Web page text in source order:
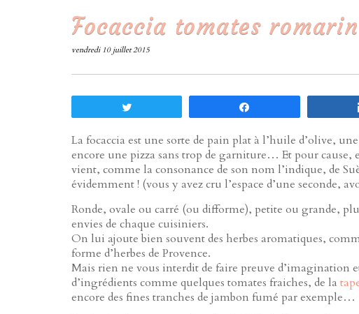
Focaccia tomates
vendredi 10 juillet 2015
La focaccia est une sorte de pain plat à l’huile d’olive,
encore une pizza sans trop de garniture… Et pour cause,
vient, comme la consonance de son nom l’indique, de
évidemment ! (vous y avez cru l’espace d’une seconde,
Ronde, ovale ou carré (ou difforme), petite ou grande,
envies de chaque cuisiniers.
On lui ajoute bien souvent des herbes aromatiques,
forme d’herbes de Provence.
Mais rien ne vous interdit de faire preuve d’imagination
d’ingrédients comme quelques tomates fraiches, de la
encore des fines tranches de jambon fumé par exemple…